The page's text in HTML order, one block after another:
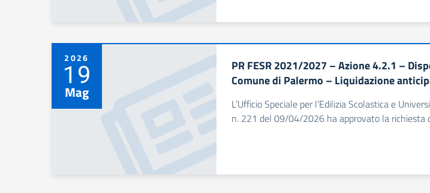
2026
19
Mag
PR FESR 2021/2027 – Azione 4.2.1 –
Comune di Palermo – Liquidazione
L’Ufficio Speciale per l’Edilizia Scolastica e
n. 221 del 09/04/2026 ha approvato la richiesta